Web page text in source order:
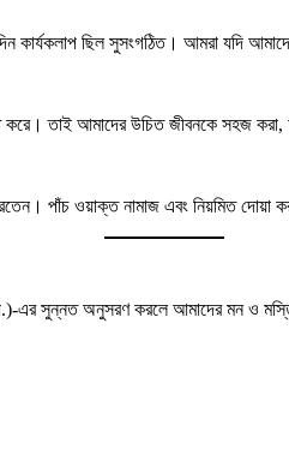
কার্যকলাপ ছিল সুসংগঠিত। আমরা যদি
করে। তাই আমাদের উচিত জীবনকে সহজ
পাঁচ ওয়াক্ত নামাজ এবং নিয়মিত
এর সুন্নত অনুসরণ করলে আমাদের মন ও